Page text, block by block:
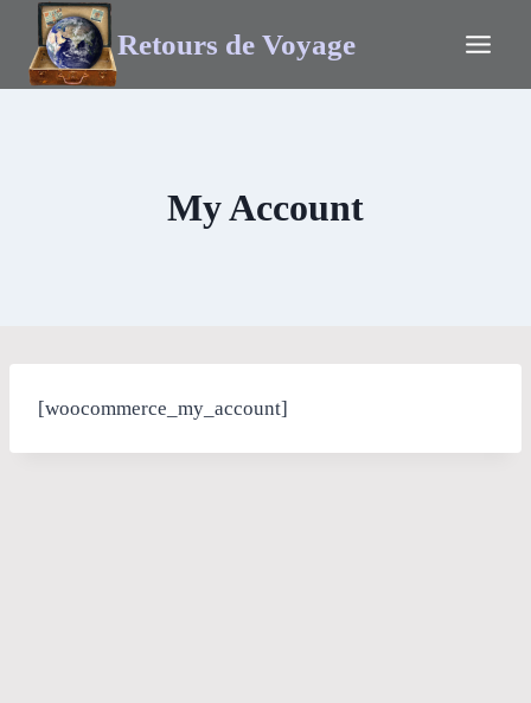
Retours de Voyage
My Account
[woocommerce_my_account]